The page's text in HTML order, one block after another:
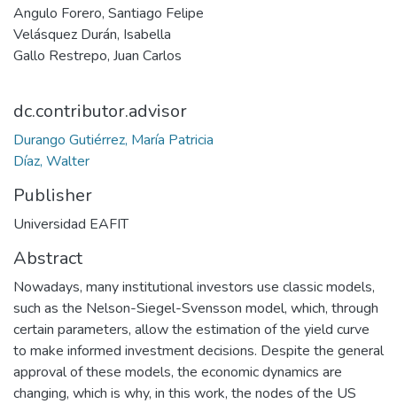
Angulo Forero, Santiago Felipe
Velásquez Durán, Isabella
Gallo Restrepo, Juan Carlos
dc.contributor.advisor
Durango Gutiérrez, María Patricia
Díaz, Walter
Publisher
Universidad EAFIT
Abstract
Nowadays, many institutional investors use classic models,
such as the Nelson-Siegel-Svensson model, which, through
certain parameters, allow the estimation of the yield curve
to make informed investment decisions. Despite the general
approval of these models, the economic dynamics are
changing, which is why, in this work, the nodes of the US